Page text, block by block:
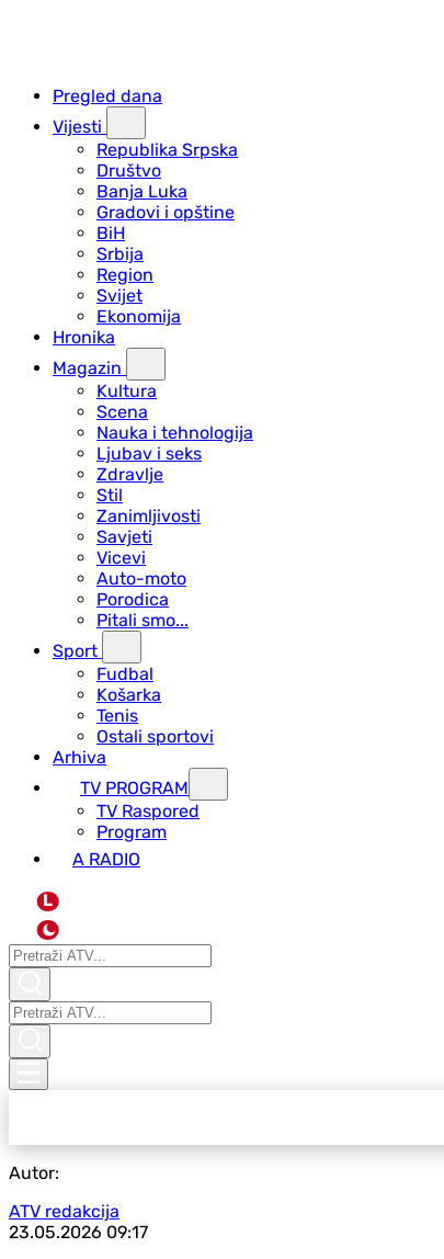
Pregled dana
Vijesti
Republika Srpska
Društvo
Banja Luka
Gradovi i opštine
BiH
Srbija
Region
Svijet
Ekonomija
Hronika
Magazin
Kultura
Scena
Nauka i tehnologija
Ljubav i seks
Zdravlje
Stil
Zanimljivosti
Savjeti
Vicevi
Auto-moto
Porodica
Pitali smo...
Sport
Fudbal
Košarka
Tenis
Ostali sportovi
Arhiva
TV PROGRAM
ТV Raspored
Program
A RADIO
L
Autor:
ATV redakcija
23.05.2026 09:17